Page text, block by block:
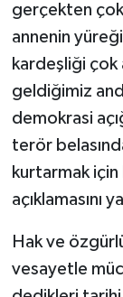
gerçekten
annenin
kardeşliği çok
geldiğimiz
demokrasi
terör
kurtarmak
açıklamasını
Hak ve
vesayetle